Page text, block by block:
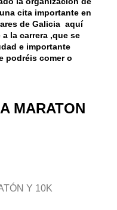
cita importante en
de Galicia aquí
la carrera ,que se
e importante
podréis comer o
MARATON
Y 10K